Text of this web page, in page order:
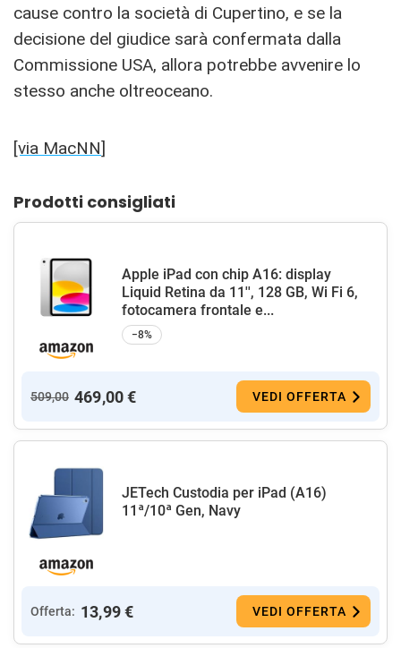
cause contro la società di Cupertino, e se la
decisione del giudice sarà confermata dalla
Commissione USA, allora potrebbe avvenire lo
stesso anche oltreoceano.
[via MacNN]
Prodotti consigliati
Apple iPad con chip A16: display
Liquid Retina da 11'', 128 GB, Wi Fi 6,
fotocamera frontale e...
−8%
509,00 469,00 € VEDI OFFERTA
JETech Custodia per iPad (A16)
11ª/10ª Gen, Navy
Offerta: 13,99 € VEDI OFFERTA